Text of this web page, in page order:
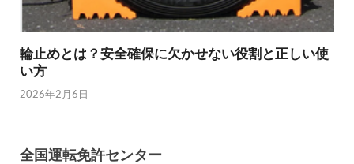
輪止めとは？安全確保に欠かせない役割と正しい使
い方
2026年2月6日
全国運転免許センター